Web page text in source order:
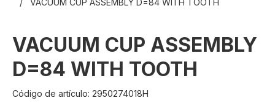
VACUUM CUP ASSEMBLY D=84 WITH TOOTH
VACUUM CUP ASSEMBLY
D=84 WITH TOOTH
Código de artículo: 2950274018H